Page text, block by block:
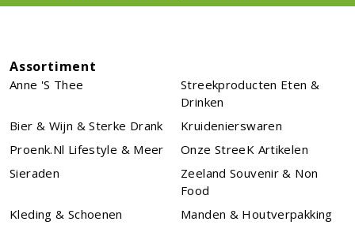
Assortiment
Anne 's Thee
Streekproducten Eten &
Drinken
Bier & Wijn & Sterke Drank
Kruidenierswaren
Proenk.nl Lifestyle & Meer
Onze StreeK Artikelen
Sieraden
Zeeland Souvenir & Non
Food
Kleding & Schoenen
Manden & Houtverpakking